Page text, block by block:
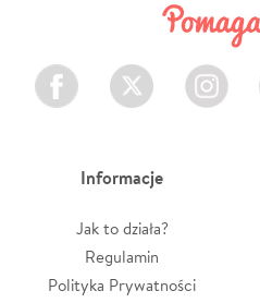
Facebook Twitter Instagram
Informacje
Jak to działa?
Regulamin
Polityka Prywatności